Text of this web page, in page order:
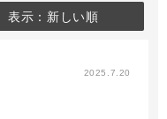
表示：新しい順
2025.7.20